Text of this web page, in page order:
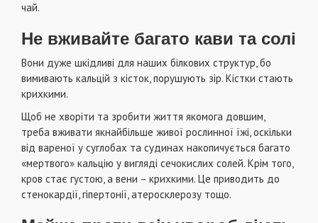
чай.
Не вживайте багато кави та солі
Вони дуже шкідливі для наших білкових структур, бо
вимивають кальцій з кісток, порушують зір. Кістки стають
крихкими.
Щоб не хворіти та зробити життя якомога довшим,
треба вживати якнайбільше живої рослинної їжі, оскільки
від вареної у суглобах та судинах накопичується багато
«мертвого» кальцію у вигляді сечокислих солей. Крім того,
кров стає густою, а вени – крихкими. Це приводить до
стенокардії, гіпертонії, атеросклерозу тощо.